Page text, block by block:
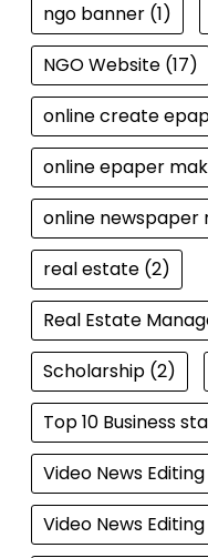
ngo banner(1)
NGO Website(17)
online create
online epaper
online newspaper
real estate(2)
Real Estate
Scholarship(2)
Top 10 Business
Video News
Video News